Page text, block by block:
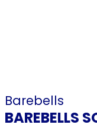
Barebells
BAREBELLS